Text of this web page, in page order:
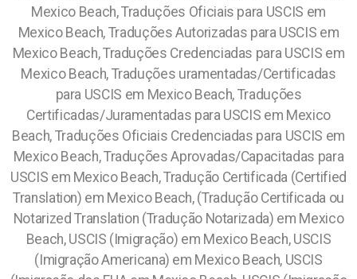
Mexico Beach, Traduções Oficiais para USCIS em
Mexico Beach, Traduções Autorizadas para USCIS em
Mexico Beach, Traduções Credenciadas para USCIS em
Mexico Beach, Traduções uramentadas/Certificadas
para USCIS em Mexico Beach, Traduções
Certificadas/Juramentadas para USCIS em Mexico
Beach, Traduções Oficiais Credenciadas para USCIS em
Mexico Beach, Traduções Aprovadas/Capacitadas para
USCIS em Mexico Beach, Tradução Certificada (Certified
Translation) em Mexico Beach, (Tradução Certificada ou
Notarized Translation (Tradução Notarizada) em Mexico
Beach, USCIS (Imigração) em Mexico Beach, USCIS
(Imigração Americana) em Mexico Beach, USCIS